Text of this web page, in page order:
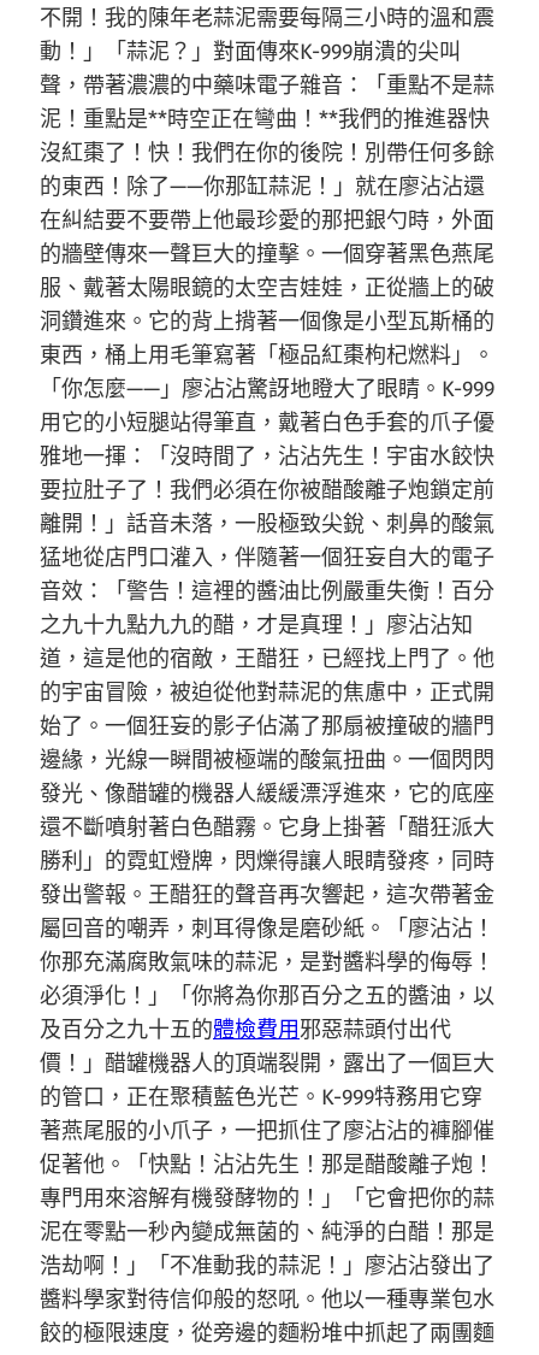
不開！我的陳年老蒜泥需要每隔三小時的溫和震
動！」「蒜泥？」對面傳來K-999崩潰的尖叫
聲，帶著濃濃的中藥味電子雜音：「重點不是蒜
泥！重點是**時空正在彎曲！**我們的推進器快
沒紅棗了！快！我們在你的後院！別帶任何多餘
的東西！除了——你那缸蒜泥！」就在廖沾沾還
在糾結要不要帶上他最珍愛的那把銀勺時，外面
的牆壁傳來一聲巨大的撞擊。一個穿著黑色燕尾
服、戴著太陽眼鏡的太空吉娃娃，正從牆上的破
洞鑽進來。它的背上揹著一個像是小型瓦斯桶的
東西，桶上用毛筆寫著「極品紅棗枸杞燃料」。
「你怎麼——」廖沾沾驚訝地瞪大了眼睛。K-999
用它的小短腿站得筆直，戴著白色手套的爪子優
雅地一揮：「沒時間了，沾沾先生！宇宙水餃快
要拉肚子了！我們必須在你被醋酸離子炮鎖定前
離開！」話音未落，一股極致尖銳、刺鼻的酸氣
猛地從店門口灌入，伴隨著一個狂妄自大的電子
音效：「警告！這裡的醬油比例嚴重失衡！百分
之九十九點九九的醋，才是真理！」廖沾沾知
道，這是他的宿敵，王醋狂，已經找上門了。他
的宇宙冒險，被迫從他對蒜泥的焦慮中，正式開
始了。一個狂妄的影子佔滿了那扇被撞破的牆門
邊緣，光線一瞬間被極端的酸氣扭曲。一個閃閃
發光、像醋罐的機器人緩緩漂浮進來，它的底座
還不斷噴射著白色醋霧。它身上掛著「醋狂派大
勝利」的霓虹燈牌，閃爍得讓人眼睛發疼，同時
發出警報。王醋狂的聲音再次響起，這次帶著金
屬回音的嘲弄，刺耳得像是磨砂紙。「廖沾沾！
你那充滿腐敗氣味的蒜泥，是對醬料學的侮辱！
必須淨化！」「你將為你那百分之五的醬油，以
及百分之九十五的體檢費用邪惡蒜頭付出代
價！」醋罐機器人的頂端裂開，露出了一個巨大
的管口，正在聚積藍色光芒。K-999特務用它穿
著燕尾服的小爪子，一把抓住了廖沾沾的褲腳催
促著他。「快點！沾沾先生！那是醋酸離子炮！
專門用來溶解有機發酵物的！」「它會把你的蒜
泥在零點一秒內變成無菌的、純淨的白醋！那是
浩劫啊！」「不准動我的蒜泥！」廖沾沾發出了
醬料學家對待信仰般的怒吼。他以一種專業包水
餃的極限速度，從旁邊的麵粉堆中抓起了兩團麵